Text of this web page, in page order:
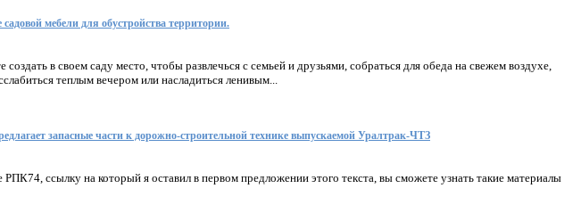
садовой мебели для обустройства территории.
создать в своем саду место, чтобы развлечься с семьей и друзьями, собраться для обеда на свежем воздухе,
теплым вечером или насладиться ленивым...
запасные части к дорожно-строительной технике выпускаемой Уралтрак-ЧТЗ
РПК74, ссылку на который я оставил в первом предложении этого текста, вы сможете узнать такие материалы